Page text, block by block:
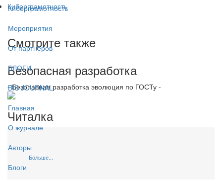
Киберграмотность
Мероприятия
От партнёров
БЛОГИ
BIS JOURNAL
Главная
О журнале
Авторы
Блоги
Киберграмотность
Смотрите также
Безопасная разработка
- Безопасная разработка эволюция по ГОСТу -
Читалка
Больше...